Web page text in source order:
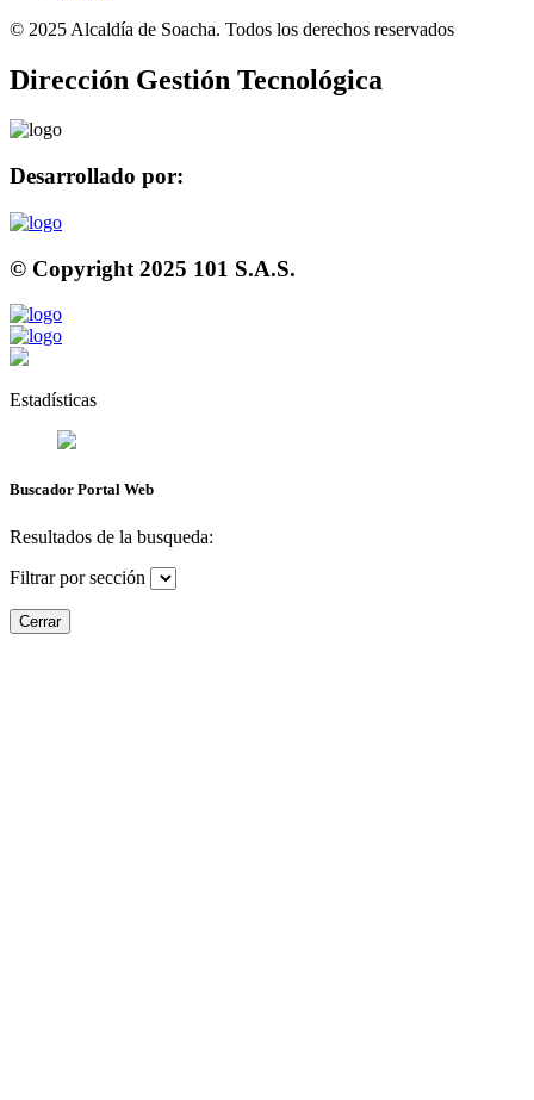
© 2025 Alcaldía de Soacha. Todos los derechos reservados
Dirección Gestión Tecnológica
Desarrollado por:
© Copyright 2025 101 S.A.S.
Estadísticas
Buscador Portal Web
Resultados de la busqueda:
Filtrar por sección
Cerrar